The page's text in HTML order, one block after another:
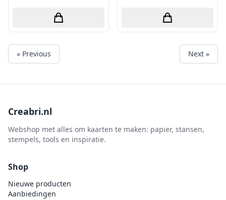
« Previous Next »
Creabri.nl
Webshop met alles om kaarten te maken: papier, stansen,
stempels, tools en inspiratie.
Shop
Nieuwe producten
Aanbiedingen